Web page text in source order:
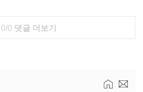
0/0 댓글 더보기